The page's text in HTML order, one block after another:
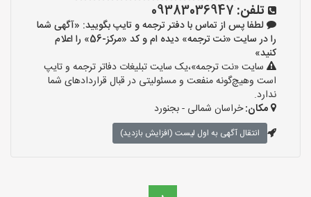
تلفن: 09383036947
لطفا پس از تماس با دفتر ترجمه و تایپ بگویید: «آگهی شما
را در سایت «نت ترجمه» دیده ام و کد «مرکز-56» را اعلام
کنید»
سایت «نت ترجمه»،یک سایت تبلیغات دفاتر ترجمه و تایپ
است وهیچ‌گونه منفعت و مسئولیتی در قبال قراردادهای شما
ندارد.
مکان:خراسان شمالی - بجنورد
انتقال آگهی به اول لیست (افزایش بازدید)